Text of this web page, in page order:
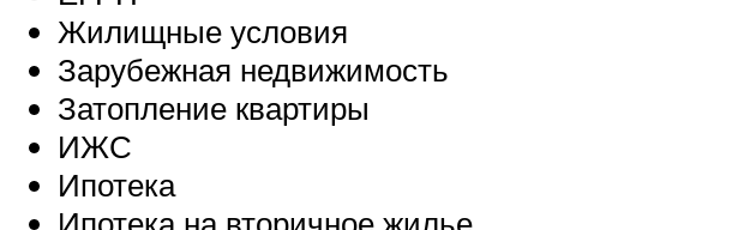
Жилищные условия
Зарубежная недвижимость
Затопление квартиры
ИЖС
Ипотека